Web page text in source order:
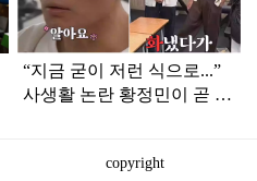
“지금 굳이 저런 식으로...”
사생활 논란 황정민이 곧 출
copyright